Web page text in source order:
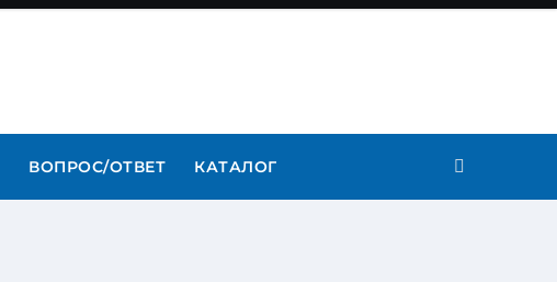
ВОПРОС/ОТВЕТ КАТАЛОГ